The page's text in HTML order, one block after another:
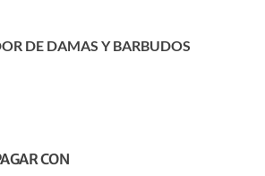
DE DAMAS Y BARBUDOS
CON